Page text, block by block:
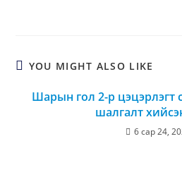
YOU MIGHT ALSO LIKE
Шарын гол 2-р цэцэрлэгт
шалгалт
6 сар 24,